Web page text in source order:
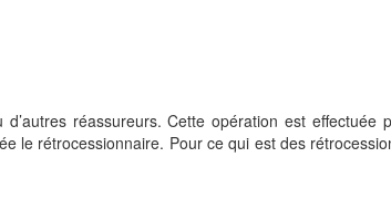
réassureurs. Cette opération est
le rétrocessionnaire. Pour ce qui est des